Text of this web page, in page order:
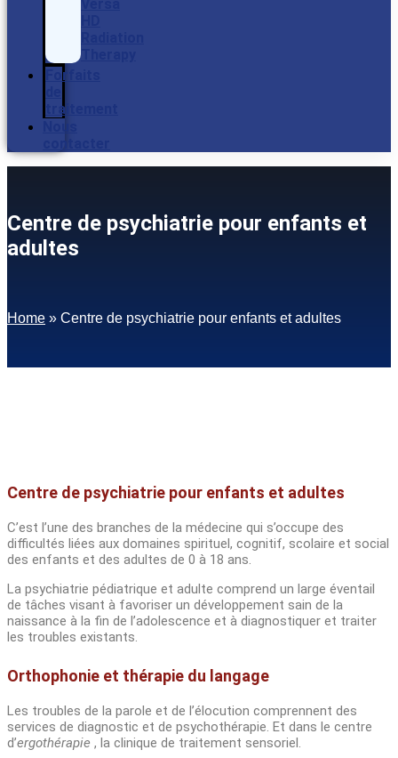
Forfaits
traitement
contacter
Centre de psychiatrie pour enfants et
adultes
Home » Centre de psychiatrie pour enfants et adultes
Centre de psychiatrie pour enfants et adultes
C’est l’une des branches de la médecine qui s’occupe des
difficultés liées aux domaines spirituel, cognitif, scolaire et social
des enfants et des adultes de 0 à 18 ans.
La psychiatrie pédiatrique et adulte comprend un large éventail
de tâches visant à favoriser un développement sain de la
naissance à la fin de l’adolescence et à diagnostiquer et traiter
les troubles existants.
Orthophonie et thérapie du langage
Les troubles de la parole et de l’élocution comprennent des
services de diagnostic et de psychothérapie. Et dans le centre
d’ergothérapie , la clinique de traitement sensoriel.